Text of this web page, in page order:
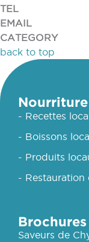
TEL
EMAIL
CATEGORY
back to top
- Recettes
- Boissons
- Produits
- Restauration
Saveurs de